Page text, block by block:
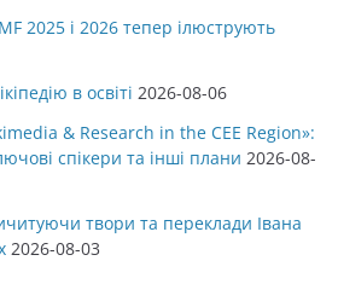
2025 і 2026 тепер ілюструють
в освіті 2026-08-06
& Research in the CEE Region»:
спікери та інші плани 2026-08-
твори та переклади Івана
2026-08-03